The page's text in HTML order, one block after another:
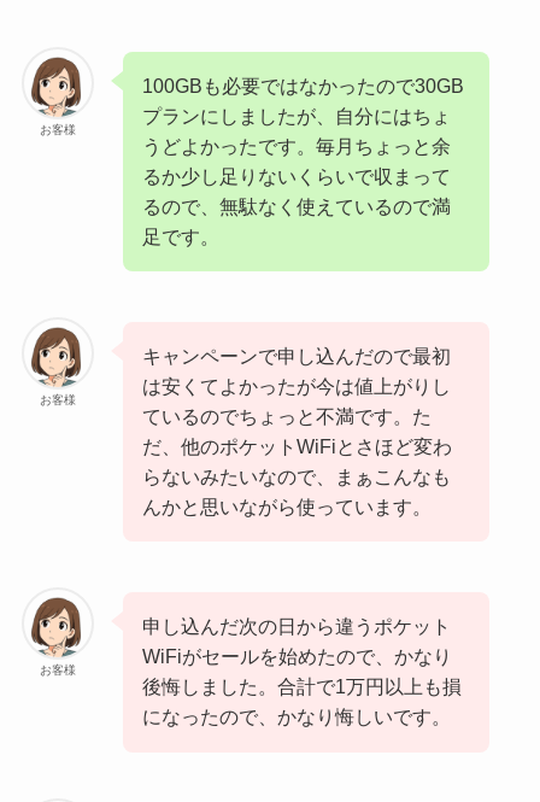
お客様
100GBも必要ではなかったので30GB
プランにしましたが、自分にはちょ
うどよかったです。毎月ちょっと余
るか少し足りないくらいで収まって
るので、無駄なく使えているので満
足です。
お客様
キャンペーンで申し込んだので最初
は安くてよかったが今は値上がりし
ているのでちょっと不満です。た
だ、他のポケットWiFiとさほど変わ
らないみたいなので、まぁこんなも
んかと思いながら使っています。
お客様
申し込んだ次の日から違うポケット
WiFiがセールを始めたので、かなり
後悔しました。合計で1万円以上も損
になったので、かなり悔しいです。